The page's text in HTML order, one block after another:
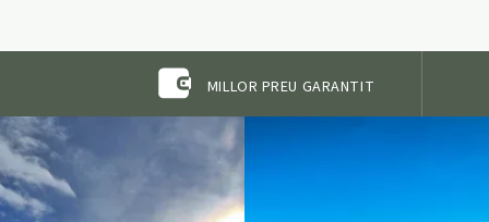
MILLOR PREU GARANTIT